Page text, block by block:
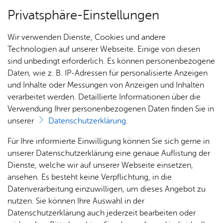
Über­sicht Bür­ger & Stadt
Rat­
haus &
Bür­
ger­
ser­vice
Rat­
häu­ser
Nach­
rich­
ten,
Vi­de­os
& Bil­
der
Me­di­
Jobs
Stel­
len­an­
ge­bo­te
Aus­bil­
dung &
Stu­di­
Bauen
& Um­
welt
Geo­
da­ten
Ge­
sund­
heit &
kum
Dienst­leis­tun­gen A–Z
Vor­le­sen
Aus­kunft aus der Kauf­preis­
samm­lung
Die Kaufpreissammlung enthält die Ergebnisse der
Auswertung von Grundstückskauf- und
Grundstückstauschverträgen sowie von anderen
Vorgängen der Eigentumsübertragung und stellt die
Privatsphäre-Einstellungen
Wir verwenden Dienste, Cookies und andere
Technologien auf unserer Webseite. Einige von diesen
sind unbedingt erforderlich. Es können personenbezogene
Daten, wie z. B. IP-Adressen für personalisierte Anzeigen
und Inhalte oder Messungen von Anzeigen und Inhalten
verarbeitet werden. Detaillierte Informationen über die
Verwendung Ihrer personenbezogenen Daten finden Sie in
unserer
Datenschutzerklärung.
Für Ihre informierte Einwilligung können Sie sich gerne in
unserer Datenschutzerklärung eine genaue Auflistung der
Dienste, welche wir auf unserer Webseite einsetzen,
ansehen. Es besteht keine Verpflichtung, in die
Datenverarbeitung einzuwilligen, um dieses Angebot zu
nutzen. Sie können Ihre Auswahl in der
Datenschutzerklärung auch jederzeit bearbeiten oder